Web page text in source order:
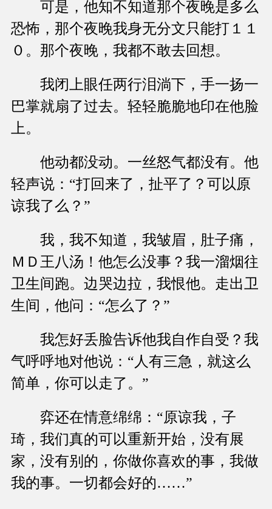
可是，他知不知道那个夜晚是多么
恐怖，那个夜晚我身无分文只能打１１
０。那个夜晚，我都不敢去回想。
我闭上眼任两行泪淌下，手一扬一
巴掌就扇了过去。轻轻脆脆地印在他脸
上。
他动都没动。一丝怒气都没有。他
轻声说：“打回来了，扯平了？可以原
谅我了么？”
我，我不知道，我皱眉，肚子痛，
ＭＤ王八汤！他怎么没事？我一溜烟往
卫生间跑。边哭边拉，我恨他。走出卫
生间，他问：“怎么了？”
我怎好丢脸告诉他我自作自受？我
气呼呼地对他说：“人有三急，就这么
简单，你可以走了。”
弈还在情意绵绵：“原谅我，子
琦，我们真的可以重新开始，没有展
家，没有别的，你做你喜欢的事，我做
我的事。一切都会好的……”